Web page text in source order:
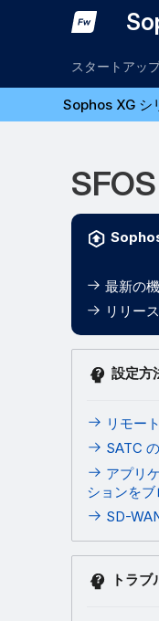
スタートアッ
Sophos XG シ
最新の
リリー
設定方
リモー
SATC
アプリ
ションを
SD-
トラ